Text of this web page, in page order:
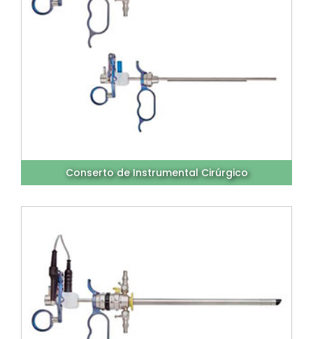
Conserto de Instrumental Cirúrgico